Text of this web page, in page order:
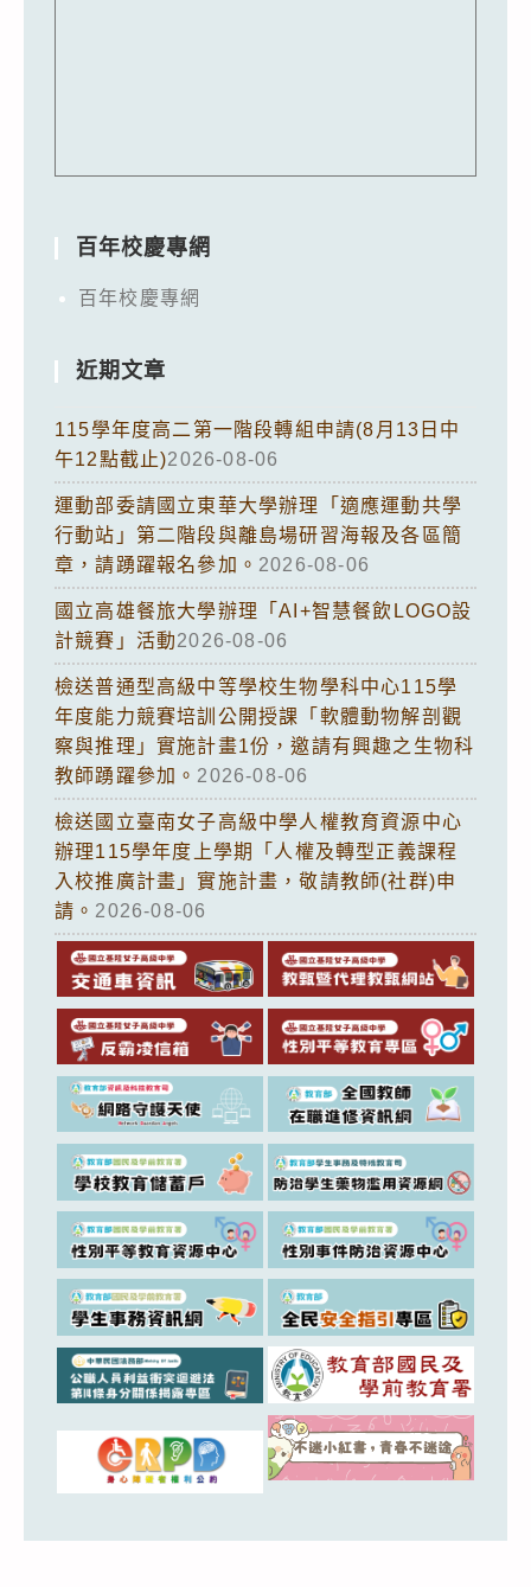
百年校慶專網
百年校慶專網
近期文章
115學年度高二第一階段轉組申請(8月13日中
午12點截止)2026-08-06
運動部委請國立東華大學辦理「適應運動共學
行動站」第二階段與離島場研習海報及各區簡
章，請踴躍報名參加。 2026-08-06
國立高雄餐旅大學辦理「AI+智慧餐飲LOGO設
計競賽」活動2026-08-06
檢送普通型高級中等學校生物學科中心115學
年度能力競賽培訓公開授課「軟體動物解剖觀
察與推理」實施計畫1份，邀請有興趣之生物科
教師踴躍參加。 2026-08-06
檢送國立臺南女子高級中學人權教育資源中心
辦理115學年度上學期「人權及轉型正義課程
入校推廣計畫」實施計畫，敬請教師(社群)申
請。 2026-08-06